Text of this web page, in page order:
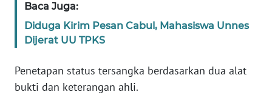
Baca Juga:
Diduga Kirim Pesan Cabul, Mahasiswa Unnes
Dijerat UU TPKS
Penetapan status tersangka berdasarkan dua alat
bukti dan keterangan ahli.
WN
BANTEN